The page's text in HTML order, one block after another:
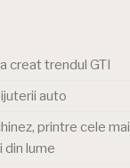
creat trendul GTI
auto
printre cele mai
din lume